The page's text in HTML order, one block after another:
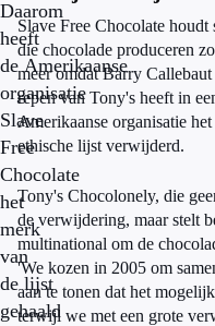
Daarom
heeft
de Amerikaanse
organisatie
Slave
Free
Chocolate
het
merk
van
de lijst
gehaald
Slave Free Chocolate
die chocolade produceren
meer omdat Barry
repen van Tony's heeft in
Amerikaanse organisatie
ethische lijst verwijderd.
Tony's Chocolonely, die
de verwijdering, maar stelt
multinational om de
'We kozen in 2005 om
aan te tonen dat het
terwijl we met een grote